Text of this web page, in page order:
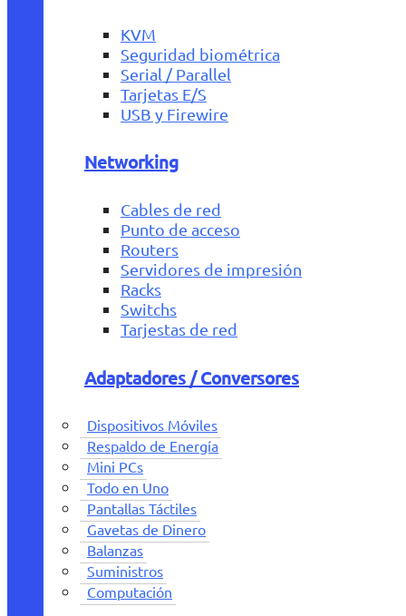
KVM
Seguridad biométrica
Serial / Parallel
Tarjetas E/S
USB y Firewire
Networking
Cables de red
Punto de acceso
Routers
Servidores de impresión
Racks
Switchs
Tarjestas de red
Adaptadores / Conversores
Dispositivos Móviles
Respaldo de Energía
Mini PCs
Todo en Uno
Pantallas Táctiles
Gavetas de Dinero
Balanzas
Suministros
Computación